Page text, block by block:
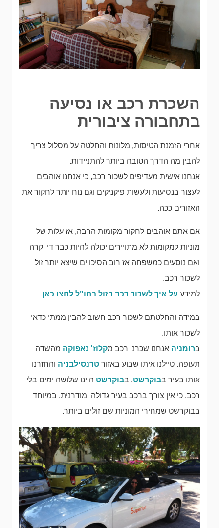
השכרת רכב או נסיעה
בתחבורה ציבורית
אחרי הזמנת הטיסות, מלונות והחלטה על מסלול צריך
להבין מה הדרך הטובה ביותר להתניידות.
אנחנו אישית מעדיפים לשכור רכב, כי אנחנו אוהבים
לעצור בנסיעות ולעשות פיקניקים וגם נוח יותר לחקור את
האזורים ככה.
אם אתם אוהבים לחקור מקומות הרבה, אז עלות של
מוניות למקומות לא מתויירים יכולה להיות כבר די יקרה
ואם נוסעים כמשפחה אז רוב הסיכויים שיצא יותר זול
לשכור רכב.
למידע על איך לשכור רכב בזול בחו"ל לחצו כאן.
במידה והחלטתם לשכור רכב חשוב להבין ממתי כדאי
לשכור אותו.
ברומניה אנחנו שכרנו רכב מקלוז' נאפוקה מהשדה
תעופה. טיילנו איתו שבוע באזור טרנסילבניה והחזרנו
אותו בעיר בבוקרשט. בבוקרשט היינו שלושה ימים בלי
רכב, כי אין צורך ברכב בעיר גדולה ומודרנית. במיוחד
בבוקרשט שמחירי המוניות שם זולים ביותר.